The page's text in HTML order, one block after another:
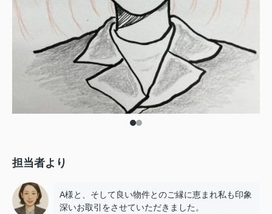
担当者より
A様と、そして良い物件とのご縁に恵まれ私も印象
深いお取引をさせていただきました。